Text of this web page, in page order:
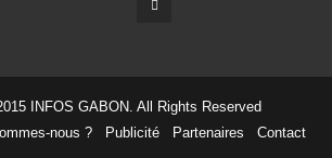
INFOS GABON. All Rights Reserved
nous ?
Publicité Partenaires
Contact